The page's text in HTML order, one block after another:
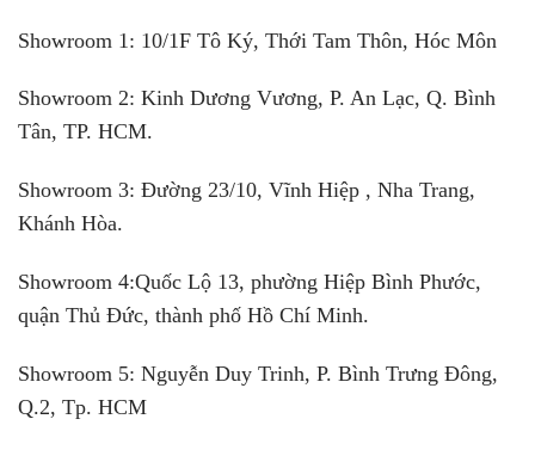
Showroom 1: 10/1F Tô Ký, Thới Tam Thôn, Hóc Môn
Showroom 2: Kinh Dương Vương, P. An Lạc, Q. Bình
Tân, TP. HCM.
Showroom 3: Đường 23/10, Vĩnh Hiệp , Nha Trang,
Khánh Hòa.
Showroom 4:Quốc Lộ 13, phường Hiệp Bình Phước,
quận Thủ Đức, thành phố Hồ Chí Minh.
Showroom 5: Nguyễn Duy Trinh, P. Bình Trưng Đông,
Q.2, Tp. HCM